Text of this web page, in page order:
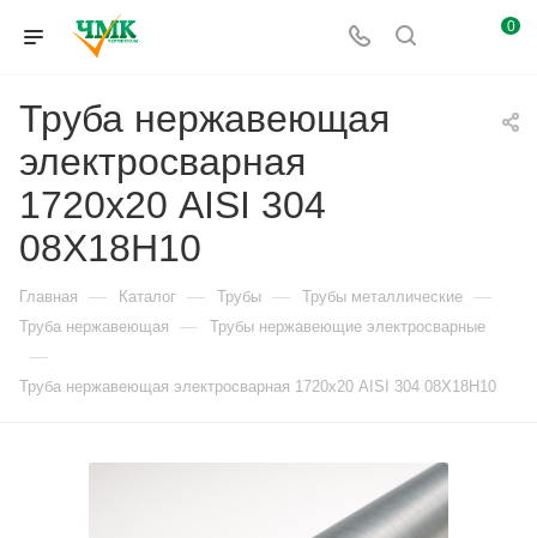
0
Труба нержавеющая
электросварная
1720х20 AISI 304
08Х18Н10
Главная — Каталог — Трубы — Трубы металлические —
Труба нержавеющая — Трубы нержавеющие электросварные
—
Труба нержавеющая электросварная 1720х20 AISI 304 08Х18Н10